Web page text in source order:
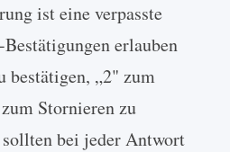
ist eine verpasste
erlauben
bestätigen, „2" zum
Stornieren zu
bei jeder Antwort